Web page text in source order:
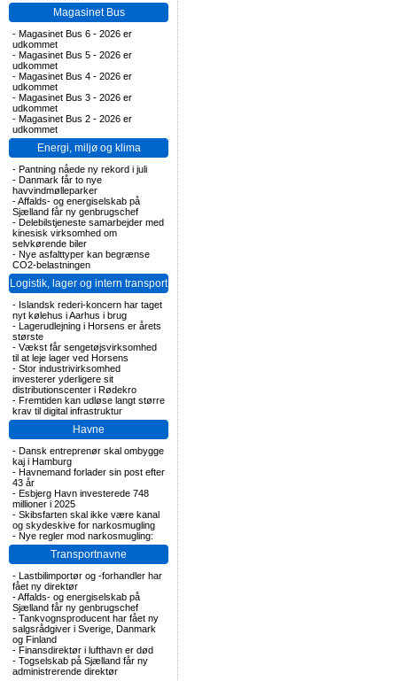
Magasinet Bus
- Magasinet Bus 6 - 2026 er
udkommet
- Magasinet Bus 5 - 2026 er
udkommet
- Magasinet Bus 4 - 2026 er
udkommet
- Magasinet Bus 3 - 2026 er
udkommet
- Magasinet Bus 2 - 2026 er
udkommet
Energi, miljø og klima
- Pantning nåede ny rekord i juli
- Danmark får to nye
havvindmølleparker
-Affalds- og energiselskab på
Sjælland får ny genbrugschef
- Delebilstjeneste samarbejder med
kinesisk virksomhed om
selvkørende biler
- Nye asfalttyper kan begrænse
CO2-belastningen
Logistik, lager og intern transport
- Islandsk rederi-koncern har taget
nyt kølehus i Aarhus i brug
- Lagerudlejning i Horsens er årets
største
- Vækst får sengetøjsvirksomhed
til at leje lager ved Horsens
- Stor industrivirksomhed
investerer yderligere sit
distributionscenter i Rødekro
- Fremtiden kan udløse langt større
krav til digital infrastruktur
Havne
- Dansk entreprenør skal ombygge
kaj i Hamburg
- Havnemand forlader sin post efter
43 år
- Esbjerg Havn investerede 748
millioner i 2025
- Skibsfarten skal ikke være kanal
og skydeskive for narkosmugling
- Nye regler mod narkosmugling:
Transportnavne
- Lastbilimportør og -forhandler har
fået ny direktør
-Affalds- og energiselskab på
Sjælland får ny genbrugschef
- Tankvognsproducent har fået ny
salgsrådgiver i Sverige, Danmark
og Finland
- Finansdirektør i lufthavn er død
- Togselskab på Sjælland får ny
administrerende direktør